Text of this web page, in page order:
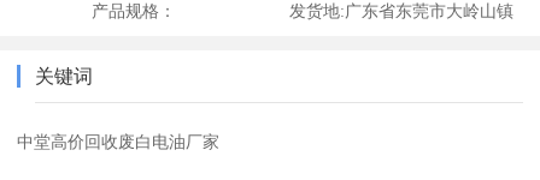
产品规格： 发货地:广东省东莞市大岭山镇
关键词
中堂高价回收废白电油厂家